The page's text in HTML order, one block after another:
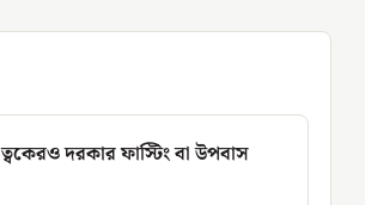
ত্বকেরও দরকার ফাস্টিং বা উপবাস